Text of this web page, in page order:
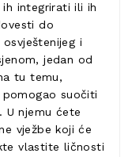
integrirati ili ih
do
i
jedan od
tu temu,
suočiti
U njemu ćete
vježbe koji će
vlastite ličnosti